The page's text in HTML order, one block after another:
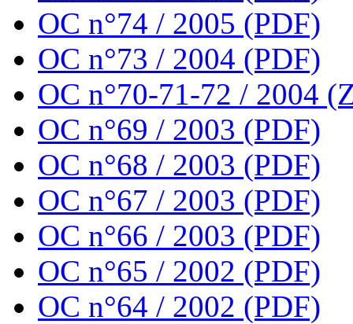
OC n°74 / 2005 (PDF)
OC n°73 / 2004 (PDF)
OC n°70-71-72 / 2004
OC n°69 / 2003 (PDF)
OC n°68 / 2003 (PDF)
OC n°67 / 2003 (PDF)
OC n°66 / 2003 (PDF)
OC n°65 / 2002 (PDF)
OC n°64 / 2002 (PDF)